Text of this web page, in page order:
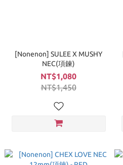
[Nonenon] SULEE X MUSHY
NEC(項鍊)
NT$1,080
NT$1,450